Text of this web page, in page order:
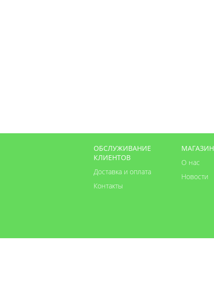
ОБСЛУЖИВАНИЕ
КЛИЕНТОВ
Доставка и оплата
Контакты
МАГАЗИН
О нас
Новости